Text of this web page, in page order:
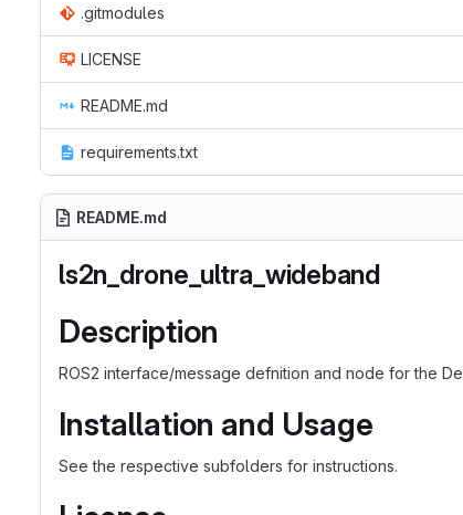
.gitmodules
LICENSE
README.md
requirements.txt
README.md
ls2n_drone_ultra_wideband
Description
ROS2 interface/message defnition and node for the
Installation and Usage
See the respective subfolders for instructions.